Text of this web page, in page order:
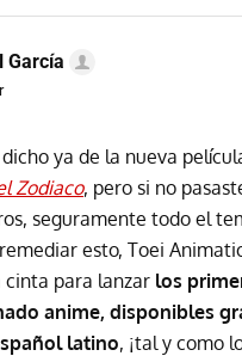
García
ya de la nueva
Zodiaco, pero si no
seguramente todo el
esto, Toei
cinta para lanzar los
anime, disponibles
latino, ¡tal y como